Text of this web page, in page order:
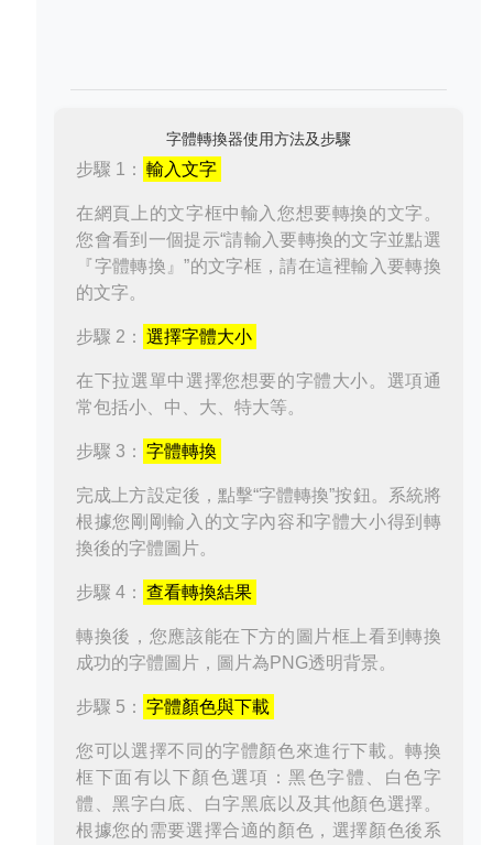
字體轉換器使用方法及步驟
步驟 1： 輸入文字
在網頁上的文字框中輸入您想要轉換的文字。
您會看到一個提示“請輸入要轉換的文字並點選
『字體轉換』”的文字框，請在這裡輸入要轉換
的文字。
步驟 2： 選擇字體大小
在下拉選單中選擇您想要的字體大小。選項通
常包括小、中、大、特大等。
步驟 3： 字體轉換
完成上方設定後，點擊“字體轉換”按鈕。系統將
根據您剛剛輸入的文字內容和字體大小得到轉
換後的字體圖片。
步驟 4： 查看轉換結果
轉換後，您應該能在下方的圖片框上看到轉換
成功的字體圖片，圖片為PNG透明背景。
步驟 5： 字體顏色與下載
您可以選擇不同的字體顏色來進行下載。轉換
框下面有以下顏色選項：黑色字體、白色字
體、黑字白底、白字黑底以及其他顏色選擇。
根據您的需要選擇合適的顏色，選擇顏色後系